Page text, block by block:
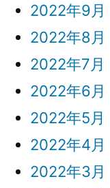
2022年9月
2022年8月
2022年7月
2022年6月
2022年5月
2022年4月
2022年3月